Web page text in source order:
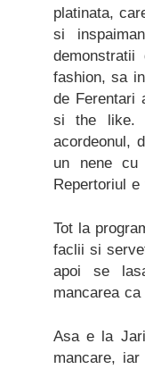
platinata,
si
fashion, sa
de Ferentari
si the like.
acordeonul,
un nene
Repertoriul
Tot la
faclii si
apoi se
mancarea
Asa e la
mancare,